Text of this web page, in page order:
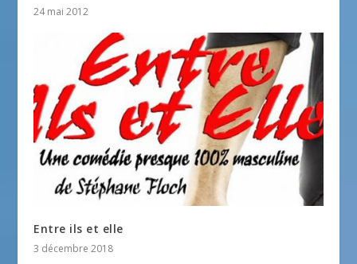
24 mai 2012
Entre ils et elle
3 décembre 2018